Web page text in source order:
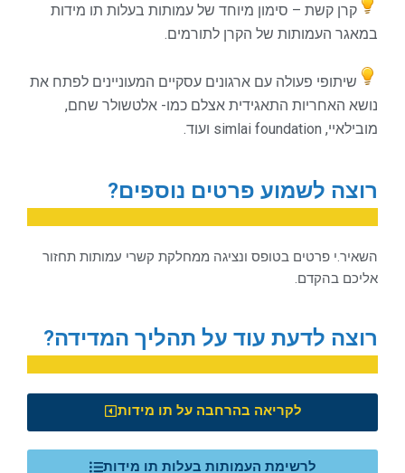
קרן קשת – סימון מיוחד של עמותות בעלות תו מידות
במאגר העמותות של הקרן לתורמים.
שיתופי פעולה עם ארגונים עסקיים המעוניינים לפתח את
נושא האחריות התאגידית אצלם כמו- אלטשולר שחם,
מובילאיי, simlai foundation ועוד.
רוצה לשמוע פרטים נוספים?
השאיר.י פרטים בטופס ונציגה ממחלקת קשרי עמותות תחזור
אליכם בהקדם.
רוצה לדעת עוד על תהליך המדידה?
לקריאה בהרחבה על תו מידות
לרשימת העמותות בעלות תו מידות